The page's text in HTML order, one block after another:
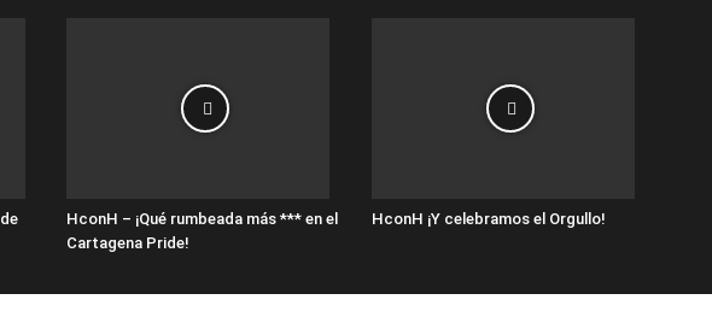
HconH – ¡Qué rumbeada más *** en el
Cartagena Pride!
HconH ¡Y celebramos el Orgullo!